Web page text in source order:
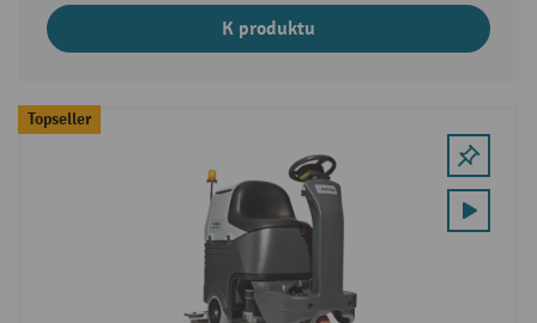
K produktu
Topseller